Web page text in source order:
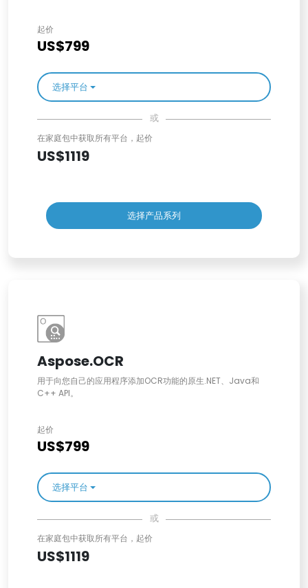
起价
US$799
选择平台
或
在家庭包中获取所有平台，起价
US$1119
选择产品系列
Aspose.OCR
用于向您自己的应用程序添加OCR功能的原生.NET、Java和
C++ API。
起价
US$799
选择平台
或
在家庭包中获取所有平台，起价
US$1119